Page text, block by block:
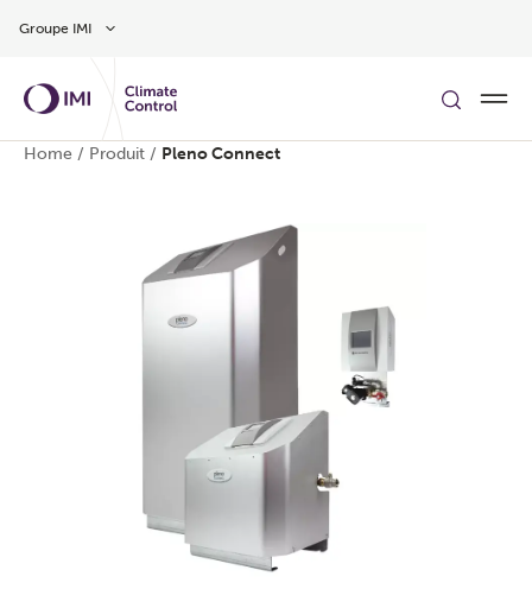
Groupe IMI
Home / Produit / Pleno Connect